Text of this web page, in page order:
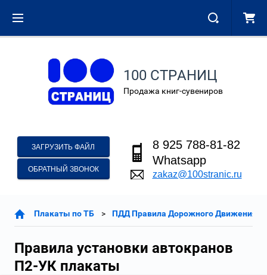
100 СТРАНИЦ
Продажа книг-сувениров
ЗАГРУЗИТЬ ФАЙЛ
ОБРАТНЫЙ ЗВОНОК
8 925 788-81-82
Whatsapp
zakaz@100stranic.ru
Плакаты по ТБ ПДД Правила Дорожного Движения
Правила установки автокранов
П2-УК плакаты